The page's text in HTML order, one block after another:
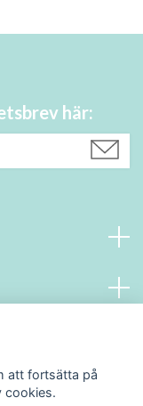
här:
att fortsätta på
cookies.